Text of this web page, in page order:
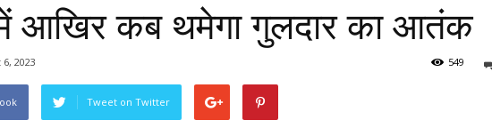
में आखिर कब थमेगा गुलदार का आतंक
2023 549
Tweet on Twitter